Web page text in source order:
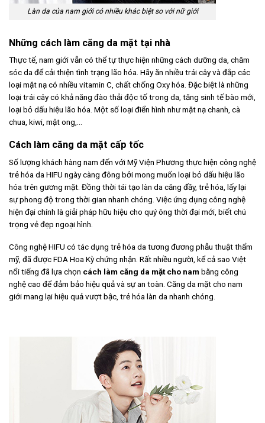
Làn da của nam giới có nhiều khác biệt so với nữ giới
Những cách làm căng da mặt tại nhà
Thực tế, nam giới vẫn có thể tự thực hiện những cách dưỡng da, chăm
sóc da để cải thiện tình trạng lão hóa. Hãy ăn nhiều trái cây và đắp các
loại mặt nạ có nhiều vitamin C, chất chống Oxy hóa. Đặc biệt là những
loại trái cây có khả năng đào thải độc tố trong da, tăng sinh tế bào mới,
loại bỏ dấu hiệu lão hóa. Một số loại điển hình như mặt nạ chanh, cà
chua, kiwi, mật ong,…
Cách làm căng da mặt cấp tốc
Số lượng khách hàng nam đến với Mỹ Viện Phương thực hiện công nghệ
trẻ hóa da HIFU ngày càng đông bởi mong muốn loại bỏ dấu hiệu lão
hóa trên gương mặt. Đồng thời tái tạo làn da căng đầy, trẻ hóa, lấy lại
sự phong độ trong thời gian nhanh chóng. Việc ứng dụng công nghệ
hiện đại chính là giải pháp hữu hiệu cho quý ông thời đại mới, biết chú
trọng vẻ đẹp ngoại hình.
Công nghệ HIFU có tác dụng trẻ hóa da tương đương phẫu thuật thẩm
mỹ, đã được FDA Hoa Kỳ chứng nhận. Rất nhiều người, kể cả sao Việt
nổi tiếng đã lựa chọn cách làm căng da mặt cho nambằng công
nghệ cao để đảm bảo hiệu quả và sự an toàn. Căng da mặt cho nam
giới mang lại hiệu quả vượt bậc, trẻ hóa làn da nhanh chóng.